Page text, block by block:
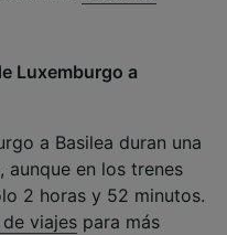
Luxemburgo a
a Basilea duran una
aunque en los trenes
2 horas y 52 minutos.
viajes para más